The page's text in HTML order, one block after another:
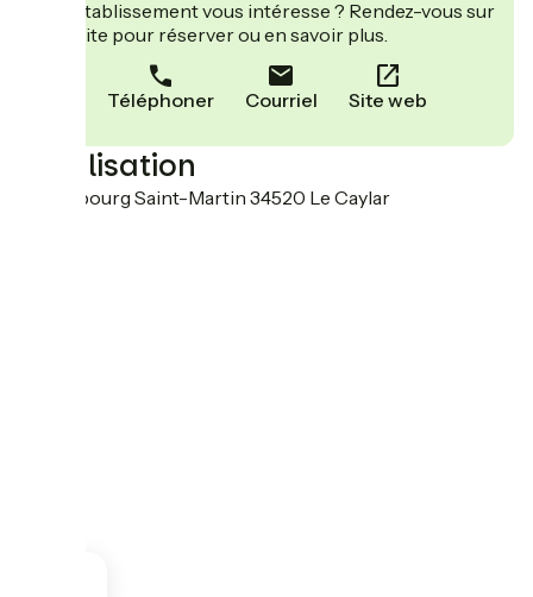
Cet établissement vous intéresse ? Rendez-vous sur
leur site pour réserver ou en savoir plus.
Téléphoner Courriel Site web
Localisation
88 Faubourg Saint-Martin 34520 Le Caylar